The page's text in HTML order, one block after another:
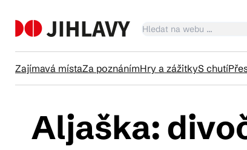
Zajímavá místaZa poznánímHry a zážitkyS chutí
Aljaška: